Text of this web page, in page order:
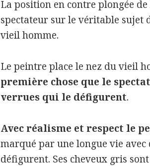
La position en contre plongée
spectateur sur le véritable sujet
vieil homme.
Le peintre place le nez du vieil
première chose que le
verrues qui le défigurent.
Avec réalisme et respect le
marqué par une longue vie
défigurent. Ses cheveux gris